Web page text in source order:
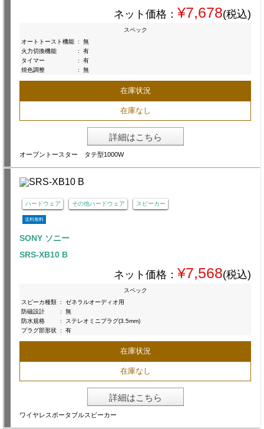
ネット価格： ¥7,678(税込)
スペック
オートトースト機能 :
無
火力切換機能
:
有
タイマー
:
有
焼色調整
: 無
在庫状況
在庫なし
詳細はこちら
オーブントースター タテ型1000W
ハードウェア その他ハードウェア スピーカー
送料無料
SONY ソニー
SRS-XB10 B
ネット価格： ¥7,568(税込)
スペック
スピーカ種類 :
ゼネラルオーディオ用
防磁設計
:
無
防水規格
:
ステレオミニプラグ(3.5mm)
プラグ部形状 : 有
在庫状況
在庫なし
詳細はこちら
ワイヤレスポータブルスピーカー